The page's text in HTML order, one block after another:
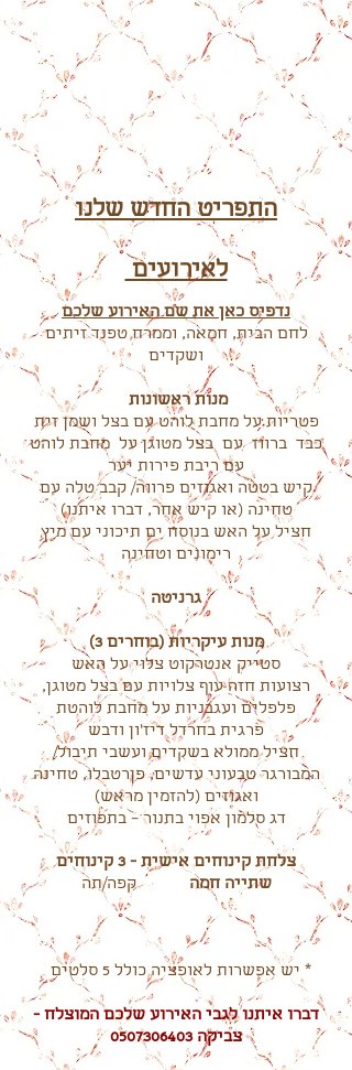
התפריט החדש שלנו
לאירועים
נדפיס כאן את שם האירוע שלכם
לחם הבית, חמאה, וממרח טפנד זיתים
ושקדים
מנות ראשונות
פטריות על מחבת לוהט עם בצל ושמן זית
כבד ברווז עם בצל מטוגן על מחבת לוהט
עם ריבת פירות יער
קיש בטטה ואגוזים פרווה/ קבב טלה עם
טחינה (או קיש אחר, דברו איתנו)
חציל על האש בנוסח ים תיכוני עם מיץ
רימונים וטחינה
גרניטה
מנות עיקריות (בוחרים 3)
סטייק אנטרקוט צלוי על האש
רצועות חזה עוף צלויות עם בצל מטוגן,
פלפלים ועגבניות על מחבת לוהטת
פרגית בחרדל דיז'ון ודבש
חציל ממולא בשקדים ועשבי תיבול/
המבורגר טבעוני עדשים, פןרטבלו, טחינה
ואגוזים (להזמין מראש)
דג סלמון אפוי בתנור – בתפוזים
צלחת קינוחים אישית - 3 קינוחים
שתייה חמה
קפה/תה
* יש אפשרות לאופציה כולל 5 סלטים
דברו איתנו לגבי האירוע שלכם המוצלח -
צביקה0507306403